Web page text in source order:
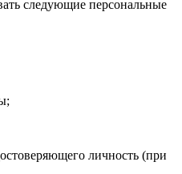
следующие персональные
личность (при